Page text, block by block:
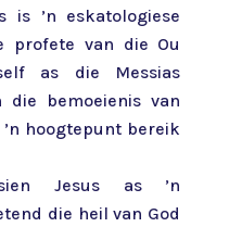
is ’n eskatologiese
profete van die Ou
as die Messias
bemoeienis van
hoogtepunt bereik
Jesus as ’n
die heil van God